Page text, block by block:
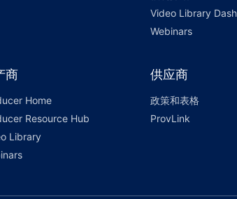
Video Library
Webinars
商
Home
Resource Hub
Library
供应商
政策和表格
ProvLink